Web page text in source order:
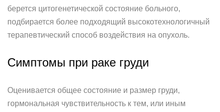
берется цитогенетической состояние больного,
подбирается более подходящий высокотехнологичный
терапевтический способ воздействия на опухоль.
Симптомы при раке груди
Оценивается общее состояние и размер груди,
гормональная чувствительность к тем, или иным